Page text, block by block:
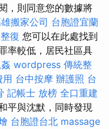
，則同意您的數據將
搬家公司 台胞證宜蘭
復 您可以在此處找到
率較低，居民社區具
wordpress 傳統整
用 台中按摩 辦護照 台
記帳士 放榜 全口重建
平與沈默，同時發現
台胞證台北 massage